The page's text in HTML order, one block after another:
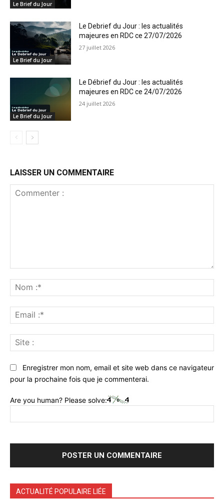
Le Brief du Jour
Le Brief du Jour
Le Debrief du Jour : les actualités
majeures en RDC ce 27/07/2026
27 juillet 2026
Le Brief du Jour
Le Débrief du Jour : les actualités
majeures en RDC ce 24/07/2026
24 juillet 2026
LAISSER UN COMMENTAIRE
:*
:*
:
Enregistrer mon nom, email et site web dans ce navigateur
pour la prochaine fois que je commenterai.
Are you human? Please solve:
ACTUALITÉ POPULAIRE LIÉE